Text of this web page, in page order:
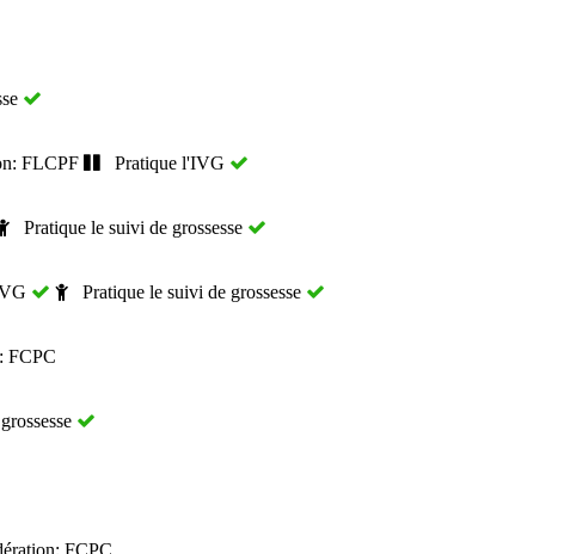
FLCPF
Pratique l'IVG
Pratique le suivi de grossesse
Pratique le suivi de grossesse
FCPC
FCPC